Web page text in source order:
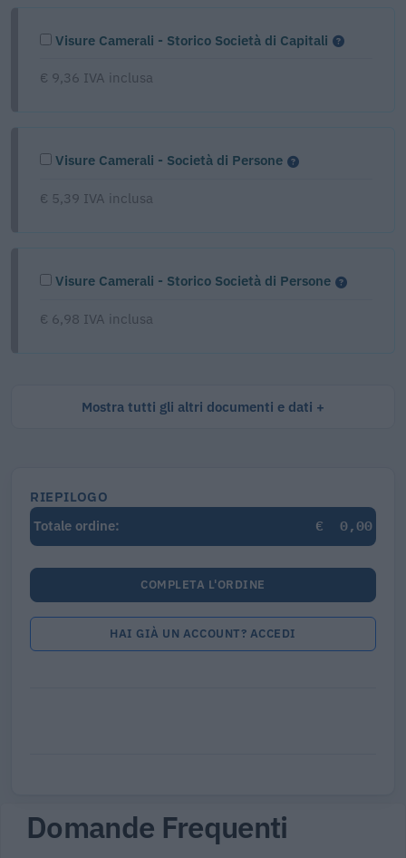
Visure Camerali - Storico Società di Capitali
€ 9,36 IVA inclusa
Visure Camerali - Società di Persone
€ 5,39 IVA inclusa
Visure Camerali - Storico Società di Persone
€ 6,98 IVA inclusa
Mostra tutti gli altri documenti e dati
RIEPILOGO
Totale ordine:
€ 0,00
COMPLETA L'ORDINE
HAI GIÀ UN ACCOUNT? ACCEDI
Domande Frequenti